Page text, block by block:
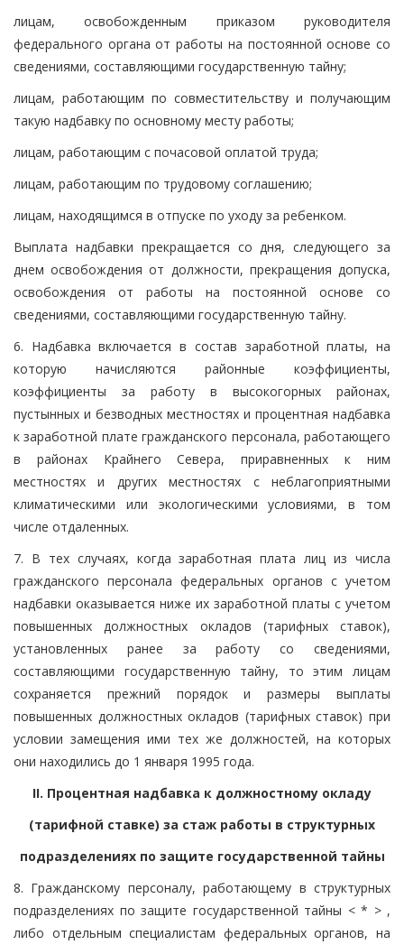
лицам, освобожденным приказом руководителя
федерального органа от работы на постоянной основе со
сведениями, составляющими государственную тайну;
лицам, работающим по совместительству и получающим
такую надбавку по основному месту работы;
лицам, работающим с почасовой оплатой труда;
лицам, работающим по трудовому соглашению;
лицам, находящимся в отпуске по уходу за ребенком.
Выплата надбавки прекращается со дня, следующего за
днем освобождения от должности, прекращения допуска,
освобождения от работы на постоянной основе со
сведениями, составляющими государственную тайну.
6. Надбавка включается в состав заработной платы, на
которую начисляются районные коэффициенты,
коэффициенты за работу в высокогорных районах,
пустынных и безводных местностях и процентная надбавка
к заработной плате гражданского персонала, работающего
в районах Крайнего Севера, приравненных к ним
местностях и других местностях с неблагоприятными
климатическими или экологическими условиями, в том
числе отдаленных.
7. В тех случаях, когда заработная плата лиц из числа
гражданского персонала федеральных органов с учетом
надбавки оказывается ниже их заработной платы с учетом
повышенных должностных окладов (тарифных ставок),
установленных ранее за работу со сведениями,
составляющими государственную тайну, то этим лицам
сохраняется прежний порядок и размеры выплаты
повышенных должностных окладов (тарифных ставок) при
условии замещения ими тех же должностей, на которых
они находились до 1 января 1995 года.
II. Процентная надбавка к должностному окладу
(тарифной ставке) за стаж работы в структурных
подразделениях по защите государственной тайны
8. Гражданскому персоналу, работающему в структурных
подразделениях по защите государственной тайны < * > ,
либо отдельным специалистам федеральных органов, на